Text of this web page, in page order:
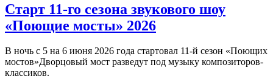
Старт 11-го сезона звукового шоу
«Поющие мосты» 2026
В ночь с 5 на 6 июня 2026 года стартовал 11-й сезон «Поющих
мостов»Дворцовый мост разведут под музыку композиторов-
классиков.